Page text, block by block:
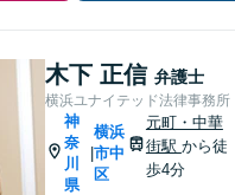
木下 正信 弁護士
横浜ユナイテッド法律事務所
神
奈
川
県
|
横浜
市中
区
元町・中華
街駅 から徒
歩4分